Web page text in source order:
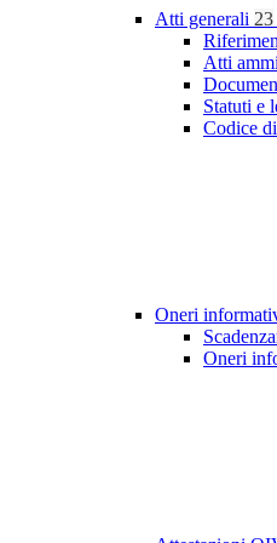
Atti generali 23
Atti
Statuti e
Codice
Oneri
Oneri